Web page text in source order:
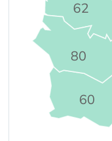
60
62
80